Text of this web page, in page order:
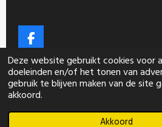
Deze website gebruikt cookies voor
doeleinden en/of het tonen van
gebruik te blijven maken van de site
akkoord.
Akkoord
F
c
e
b
o
o
Alle merken, producten en inhoud van
eigendom van Forest Fellows. Alle
©